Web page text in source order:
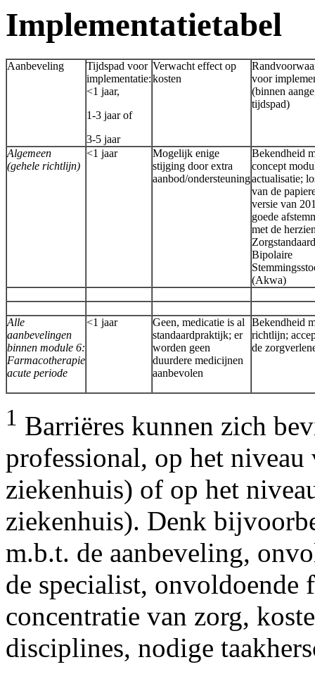
Implementatietabel
Aanbeveling
Tijdspad voor
implementatie:
<1 jaar,
1-3 jaar of
3-5 jaar
Verwacht effect op
kosten
voor
(binnen
tijdspad)
Algemeen
(gehele richtlijn)
<1 jaar
Mogelijk enige
stijging door extra
aanbod/ondersteuning
Bekendheid
concept
actualisatie;
van de
versie van
goede
met de
Zorgstandaard
Bipolaire
(Akwa)
Alle
aanbevelingen
binnen module 6:
Farmacotherapie
acute periode
<1 jaar
Geen, medicatie is al
standaardpraktijk; er
worden geen
duurdere medicijnen
aanbevolen
Bekendheid
richtlijn;
de
1 Barriëres kunnen zich
professional, op het niveau
ziekenhuis) of op het
ziekenhuis). Denk
m.b.t. de aanbeveling,
de specialist,
concentratie van zorg,
disciplines, nodige